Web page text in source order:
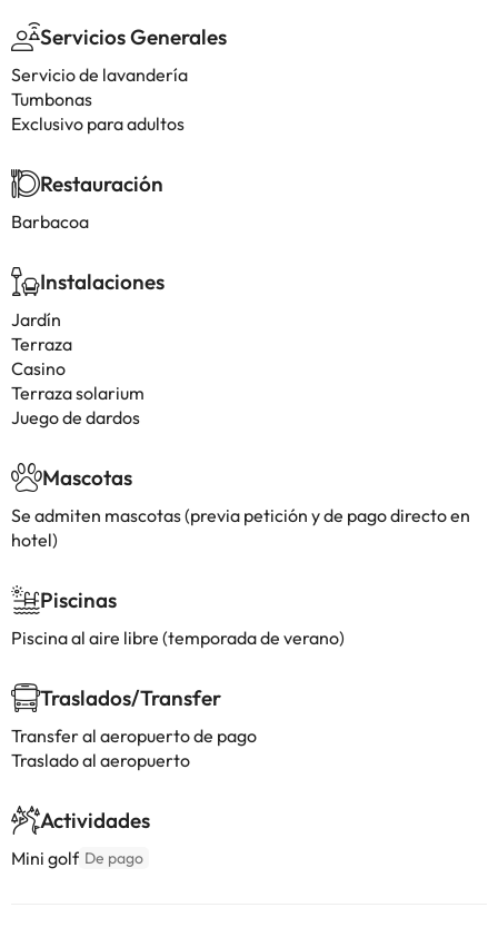
Servicios Generales
Servicio de lavandería
Tumbonas
Exclusivo para adultos
Restauración
Barbacoa
Instalaciones
Jardín
Terraza
Casino
Terraza solarium
Juego de dardos
Mascotas
Se admiten mascotas (previa petición y de pago directo en
hotel)
Piscinas
Piscina al aire libre (temporada de verano)
Traslados/Transfer
Transfer al aeropuerto de pago
Traslado al aeropuerto
Actividades
Mini golf De pago